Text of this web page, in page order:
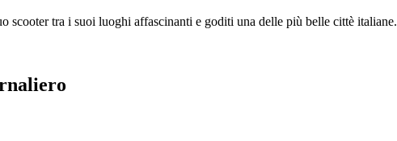
tra i suoi luoghi affascinanti e goditi una delle più belle cittè italiane.